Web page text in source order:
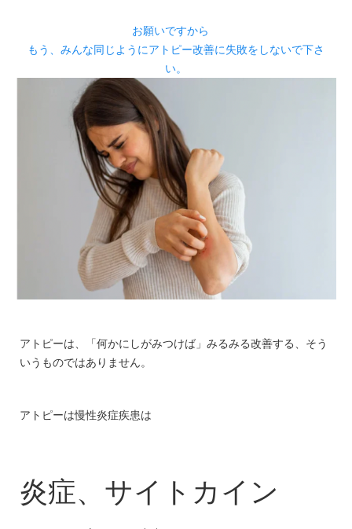
お願いですから
もう、みんな同じようにアトピー改善に失敗をしないで下さ
い。
アトピーは、「何かにしがみつけば」みるみる改善する、そう
いうものではありません。
アトピーは慢性炎症疾患は
炎症、サイトカイン